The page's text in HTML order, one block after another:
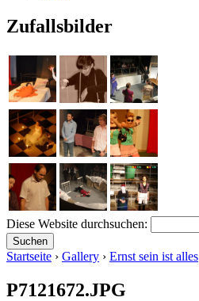
Zufallsbilder
Diese Website durchsuchen:
Startseite › Gallery › Ernst sein ist alles
P7121672.JPG